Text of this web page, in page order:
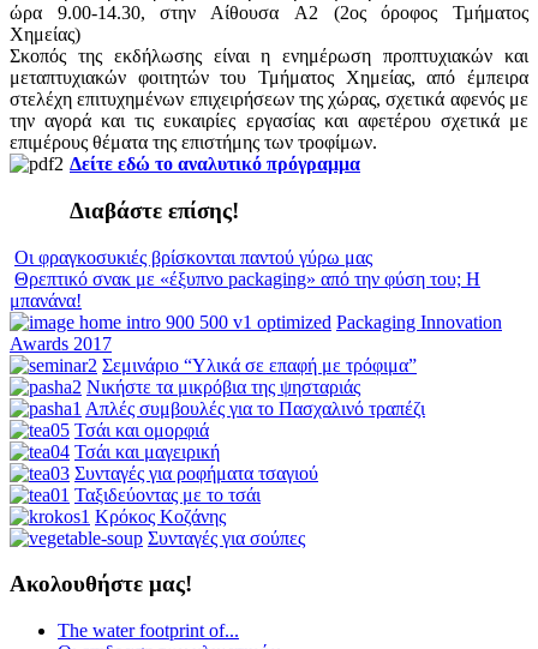
ώρα 9.00-14.30, στην Αίθουσα A2 (2ος όροφος Τμήματος
Χημείας)
Σκοπός της εκδήλωσης είναι η ενημέρωση προπτυχιακών και
μεταπτυχιακών φοιτητών του Τμήματος Χημείας, από έμπειρα
στελέχη επιτυχημένων επιχειρήσεων της χώρας, σχετικά αφενός με
την αγορά και τις ευκαιρίες εργασίας και αφετέρου σχετικά με
επιμέρους θέματα της επιστήμης των τροφίμων.
Δείτε εδώ το αναλυτικό πρόγραμμα
Διαβάστε επίσης!
Οι φραγκοσυκιές βρίσκονται παντού γύρω μας
Θρεπτικό σνακ με «έξυπνο packaging» από την φύση του; Η
μπανάνα!
Packaging Innovation
Awards 2017
Σεμινάριο “Υλικά σε επαφή με τρόφιμα”
Νικήστε τα μικρόβια της ψησταριάς
Απλές συμβουλές για το Πασχαλινό τραπέζι
Τσάι και ομορφιά
Τσάι και μαγειρική
Συνταγές για ροφήματα τσαγιού
Ταξιδεύοντας με το τσάι
Κρόκος Κοζάνης
Συνταγές για σούπες
Ακολουθήστε μας!
The water footprint of...